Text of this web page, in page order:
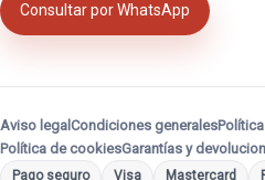
Consultar por WhatsApp
Aviso legalCondiciones generales
Política de cookiesGarantías y
Pago seguro Visa Mastercard